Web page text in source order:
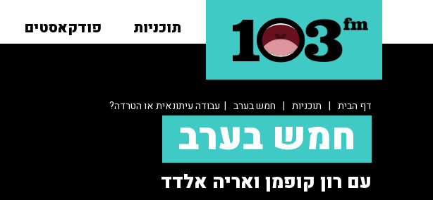
תוכניות פודקאסטים
דף הבית | תוכניות | חמש בערב | עבודה עיתונאית או הטרדה?
חמש בערב
עם רון קופמן ואריה אלדד